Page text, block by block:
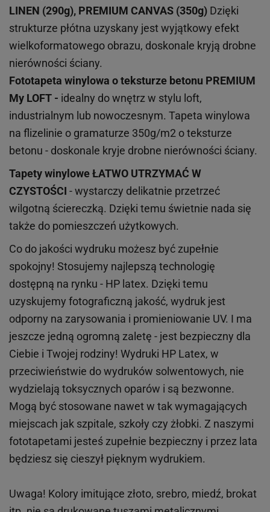
LINEN (290g), PREMIUM CANVAS (350g) Dzięki
strukturze płótna uzyskany jest wyjątkowy efekt
wielkoformatowego obrazu, doskonale kryją drobne
nierówności ściany.
Fototapeta winylowa oteksturze betonu PREMIUM
My LOFT - idealny do wnętrz w stylu loft,
industrialnym lub nowoczesnym. Tapeta winylowa
na flizelinie o gramaturze 350g/m2 o teksturze
betonu - doskonale kryje drobne nierówności ściany.
Tapety winyloweŁATWO UTRZYMAĆ W
CZYSTOŚCI - wystarczy delikatnie przetrzeć
wilgotną ściereczką. Dzięki temu świetnie nada się
także do pomieszczeń użytkowych.
Co do jakości wydruku możesz być zupełnie
spokojny! Stosujemy najlepszą technologię
dostępną na rynku - HP latex. Dzięki temu
uzyskujemy fotograficzną jakość, wydruk jest
odporny na zarysowania i promieniowanie UV. I ma
jeszcze jedną ogromną zaletę - jest bezpieczny dla
Ciebie i Twojej rodziny! Wydruki HP Latex, w
przeciwieństwie do wydruków solwentowych, nie
wydzielają toksycznych oparów i są bezwonne.
Mogą być stosowane nawet w tak wymagających
miejscach jak szpitale, szkoły czy żłobki. Z naszymi
fototapetami jesteś zupełnie bezpieczny i przez lata
będziesz się cieszył pięknym wydrukiem.
Uwaga! Kolory imitujące złoto, srebro, miedź, brokat